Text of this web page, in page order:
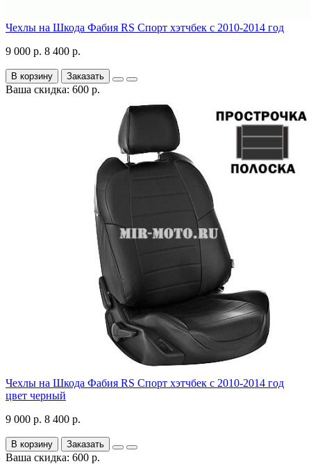
Чехлы на Шкода Фабия RS Спорт хэтчбек с 2010-2014 год
9 000 р. 8 400 р.
В корзину Заказать
Ваша скидка: 600 р.
Чехлы на Шкода Фабия RS Спорт хэтчбек с 2010-2014 год
цвет черный
9 000 р. 8 400 р.
В корзину Заказать
Ваша скидка: 600 р.